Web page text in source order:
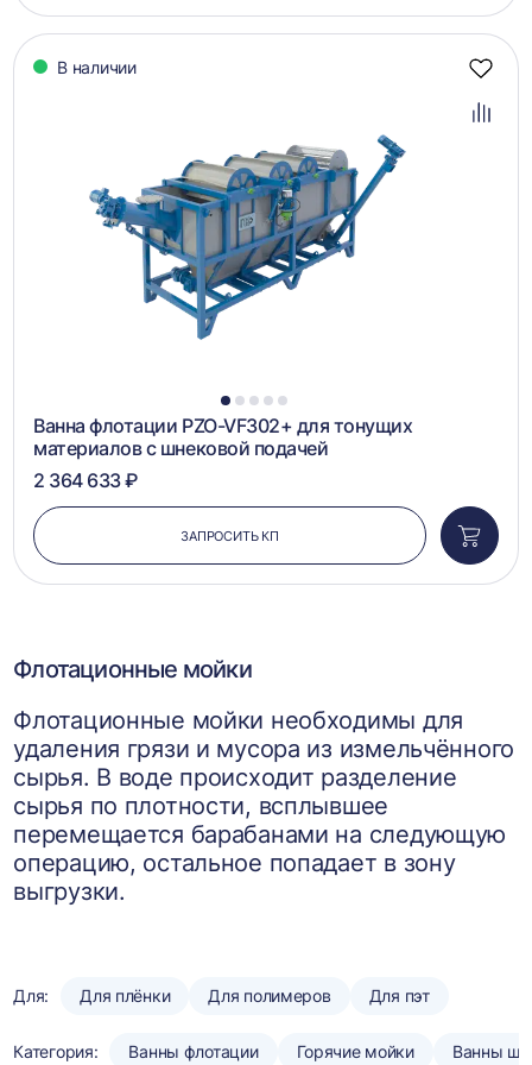
В наличии
1 2 3 4 5
Ванна флотации PZO-VF302+ для тонущих
материалов с шнековой подачей
2 364 633 ₽
ЗАПРОСИТЬ КП
в
Флотационные мойки
Флотационные мойки необходимы для
удаления грязи и мусора из измельчённого
сырья. В воде происходит разделение
сырья по плотности, всплывшее
перемещается барабанами на следующую
операцию, остальное попадает в зону
выгрузки.
Для: Для плёнки Для полимеров Для пэт
Категория: Ванны флотации Горячие мойки Ванны